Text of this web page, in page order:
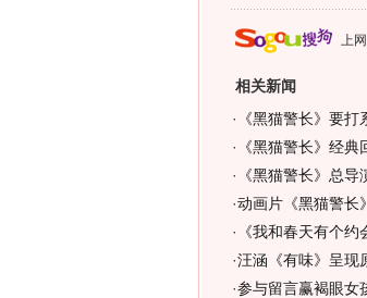
上
相关新闻
· 《黑猫警长》要
· 《黑猫警长》经典
· 《黑猫警长》总
·动画片《黑猫警长
· 《我和春天有个
·汪涵《有味》呈现
·参与留言赢褐眼女